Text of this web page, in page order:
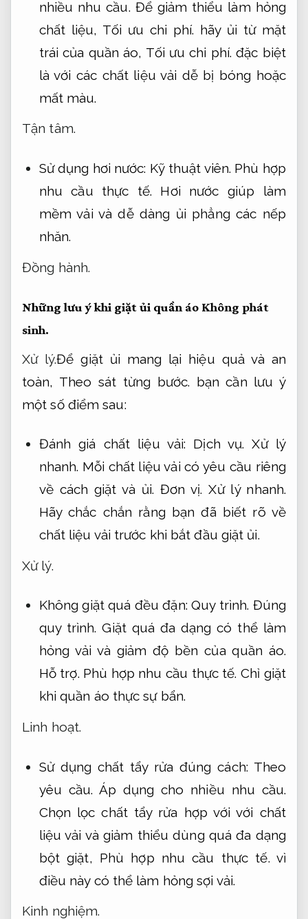
nhiều nhu cầu. Để giảm thiểu làm hỏng
chất liệu, Tối ưu chi phí. hãy ủi từ mặt
trái của quần áo, Tối ưu chi phí. đặc biệt
là với các chất liệu vải dễ bị bóng hoặc
mất màu.
Tận tâm.
Sử dụng hơi nước: Kỹ thuật viên. Phù hợp
nhu cầu thực tế. Hơi nước giúp làm
mềm vải và dễ dàng ủi phẳng các nếp
nhăn.
Đồng hành.
Những lưu ý khi giặt ủi quần áo Không phát
sinh.
Xử lý.Để giặt ủi mang lại hiệu quả và an
toàn, Theo sát từng bước. bạn cần lưu ý
một số điểm sau:
Đánh giá chất liệu vải: Dịch vụ. Xử lý
nhanh. Mỗi chất liệu vải có yêu cầu riêng
về cách giặt và ủi.Đơn vị. Xử lý nhanh.
Hãy chắc chắn rằng bạn đã biết rõ về
chất liệu vải trước khi bắt đầu giặt ủi.
Xử lý.
Không giặt quá đều đặn:Quy trình. Đúng
quy trình. Giặt quá đa dạng có thể làm
hỏng vải và giảm độ bền của quần áo.
Hỗ trợ. Phù hợp nhu cầu thực tế. Chỉ giặt
khi quần áo thực sự bẩn.
Linh hoạt.
Sử dụng chất tẩy rửa đúng cách: Theo
yêu cầu. Áp dụng cho nhiều nhu cầu.
Chọn lọc chất tẩy rửa hợp với với chất
liệu vải và giảm thiểu dùng quá đa dạng
bột giặt, Phù hợp nhu cầu thực tế. vì
điều này có thể làm hỏng sợi vải.
Kinh nghiệm.